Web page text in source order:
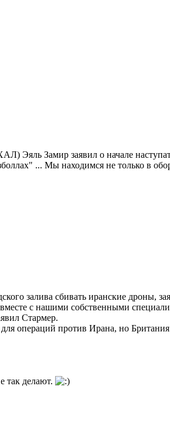
Эяль Замир заявил о начале
... Мы находимся не только в
залива сбивать иранские дроны,
с нашими собственными
Стармер.
операций против Ирана, но Британия
так делают.